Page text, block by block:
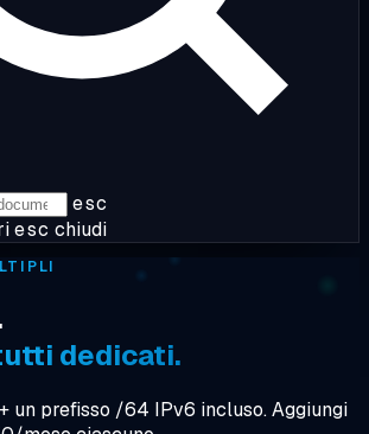
esc
esc chiudi
dedicati.
un prefisso /64 IPv6 incluso. Aggiungi